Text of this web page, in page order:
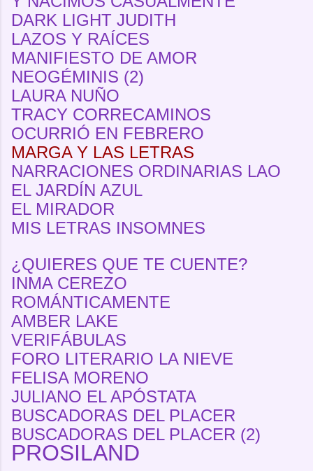
DARK LIGHT JUDITH
LAZOS Y RAÍCES
MANIFIESTO DE AMOR
NEOGÉMINIS (2)
LAURA NUÑO
TRACY CORRECAMINOS
OCURRIÓ EN FEBRERO
MARGA Y LAS LETRAS
NARRACIONES ORDINARIAS LAO
EL JARDÍN AZUL
EL MIRADOR
MIS LETRAS INSOMNES
¿QUIERES QUE TE CUENTE?
INMA CEREZO
ROMÁNTICAMENTE
AMBER LAKE
VERIFÁBULAS
FORO LITERARIO LA NIEVE
FELISA MORENO
JULIANO EL APÓSTATA
BUSCADORAS DEL PLACER
BUSCADORAS DEL PLACER (2)
PROSILAND